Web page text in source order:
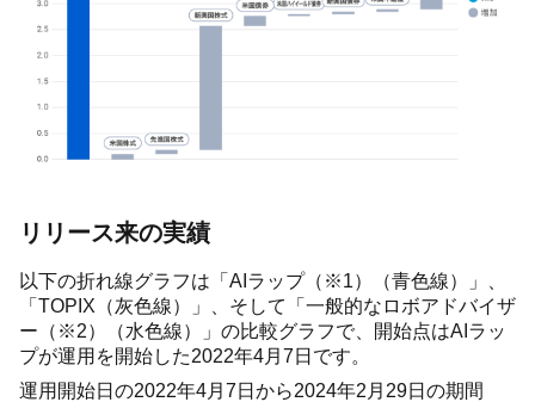
リリース来の実績
以下の折れ線グラフは「AIラップ（※1）（青色線）」、
「TOPIX（灰色線）」、そして「一般的なロボアドバイザ
ー（※2）（水色線）」の比較グラフで、開始点はAIラッ
プが運用を開始した2022年4月7日です。
運用開始日の2022年4月7日から2024年2月29日の期間